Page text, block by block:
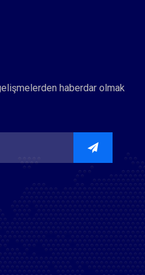
haberdar olmak